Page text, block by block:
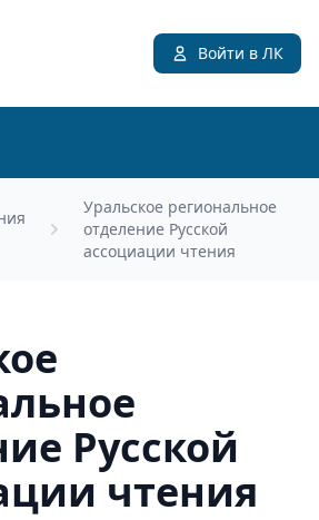
Войти в ЛК
Уральское региональное
отделение Русской
ассоциации чтения
Русской
чтения